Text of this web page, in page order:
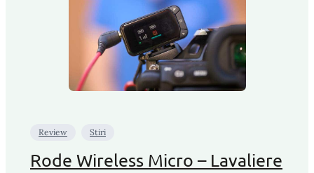
Review Stiri
Rode Wireless Micro – Lavaliere